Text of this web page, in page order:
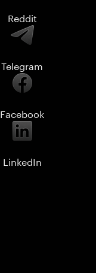
Reddit
Telegram
Facebook
LinkedIn